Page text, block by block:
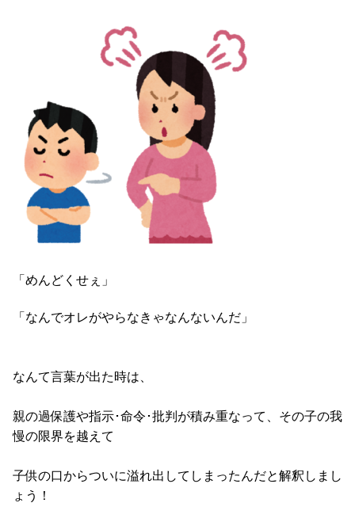
「めんどくせぇ」
「なんでオレがやらなきゃなんないんだ」
なんて言葉が出た時は、
親の過保護や指示･命令･批判が積み重なって、その子の我
慢の限界を越えて
子供の口からついに溢れ出してしまったんだと解釈しまし
ょう！